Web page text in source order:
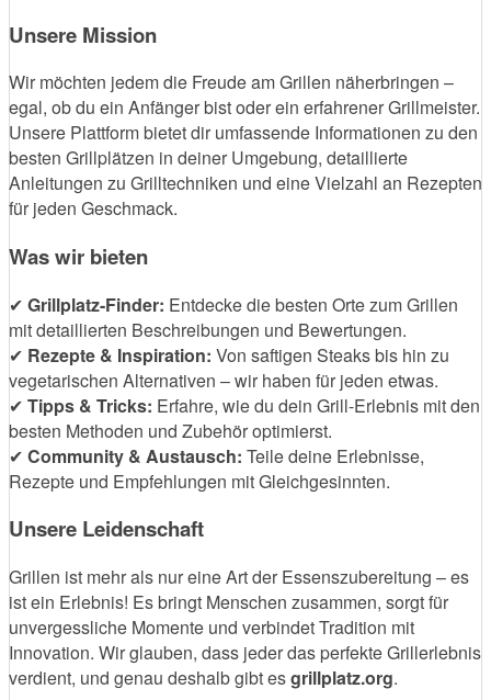
Unsere Mission
Wir möchten jedem die Freude am Grillen näherbringen –
egal, ob du ein Anfänger bist oder ein erfahrener Grillmeister.
Unsere Plattform bietet dir umfassende Informationen zu den
besten Grillplätzen in deiner Umgebung, detaillierte
Anleitungen zu Grilltechniken und eine Vielzahl an Rezepten
für jeden Geschmack.
Was wir bieten
✔ Grillplatz-Finder: Entdecke die besten Orte zum Grillen
mit detaillierten Beschreibungen und Bewertungen.
✔ Rezepte & Inspiration: Von saftigen Steaks bis hin zu
vegetarischen Alternativen – wir haben für jeden etwas.
✔ Tipps & Tricks: Erfahre, wie du dein Grill-Erlebnis mit den
besten Methoden und Zubehör optimierst.
✔ Community & Austausch: Teile deine Erlebnisse,
Rezepte und Empfehlungen mit Gleichgesinnten.
Unsere Leidenschaft
Grillen ist mehr als nur eine Art der Essenszubereitung – es
ist ein Erlebnis! Es bringt Menschen zusammen, sorgt für
unvergessliche Momente und verbindet Tradition mit
Innovation. Wir glauben, dass jeder das perfekte Grillerlebnis
verdient, und genau deshalb gibt esgrillplatz.org.